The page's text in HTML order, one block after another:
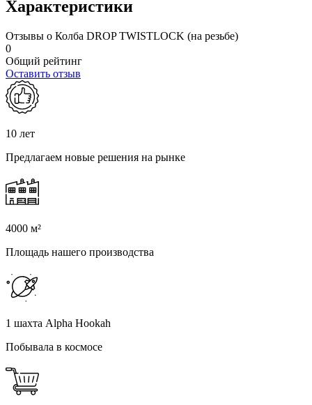
Характеристики
Отзывы о Колба DROP TWISTLOCK (на резьбе)
0
Общий рейтинг
Оставить отзыв
10 лет
Предлагаем новые решения на рынке
4000 м²
Площадь нашего производства
1 шахта Alpha Hookah
Побывала в космосе